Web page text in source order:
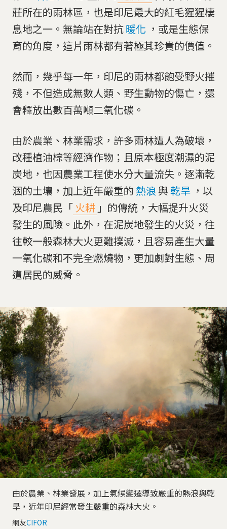
莊所在的雨林區，也是印尼最大的紅毛猩猩棲
息地之一。無論站在對抗暖化 ，或是生態保
育的角度，這片雨林都有著極其珍貴的價值。
然而，幾乎每一年，印尼的雨林都飽受野火摧
殘，不但造成無數人類、野生動物的傷亡，還
會釋放出數百萬噸二氧化碳。
由於農業、林業需求，許多雨林遭人為破壞，
改種植油棕等經濟作物；且原本極度潮濕的泥
炭地，也因農業工程使水分大量流失。逐漸乾
涸的土壤，加上近年嚴重的 熱浪與乾旱 ，以
及印尼農民「 火耕 」的傳統，大幅提升火災
發生的風險。此外，在泥炭地發生的火災，往
往較一般森林大火更難撲滅，且容易產生大量​
一氧化碳和不完全燃燒物，更加劇對生態、周
遭居民的威脅。
由於農業、林業發展，加上氣候變遷導致嚴重的熱浪與乾
旱，近年印尼經常發生嚴重的森林大火。
網友CIFOR